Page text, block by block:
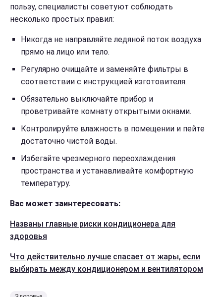
пользу, специалисты советуют соблюдать
несколько простых правил:
Никогда не направляйте ледяной поток воздуха
прямо на лицо или тело.
Регулярно очищайте и заменяйте фильтры в
соответствии с инструкцией изготовителя.
Обязательно выключайте прибор и
проветривайте комнату открытыми окнами.
Контролируйте влажность в помещении и пейте
достаточно чистой воды.
Избегайте чрезмерного переохлаждения
пространства и устанавливайте комфортную
температуру.
Вас может заинтересовать:
Названы главные риски кондиционера для
здоровья
Что действительно лучше спасает от жары, если
выбирать между кондиционером и вентилятором